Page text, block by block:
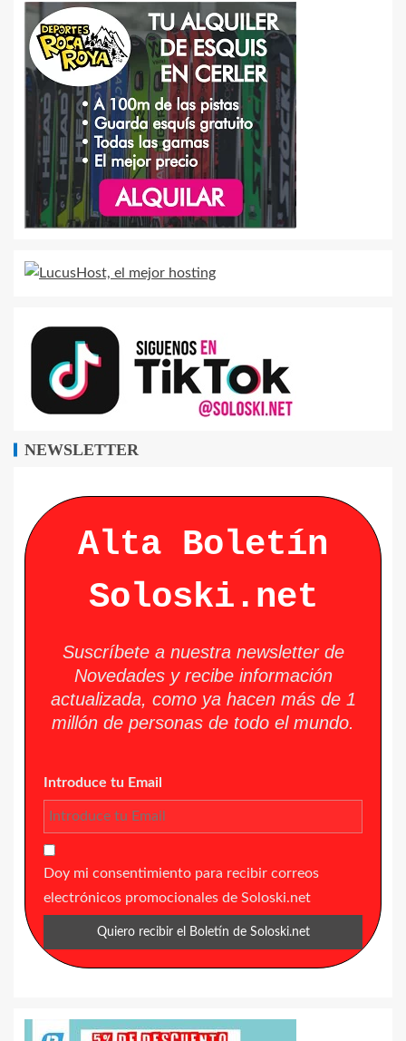
NEWSLETTER
Alta Boletín
Soloski.net
Suscríbete a nuestra newsletter de
Novedades y recibe información
actualizada, como ya hacen más de 1
millón de personas de todo el mundo.
Introduce tu Email
Doy mi consentimiento para recibir correos
electrónicos promocionales de Soloski.net